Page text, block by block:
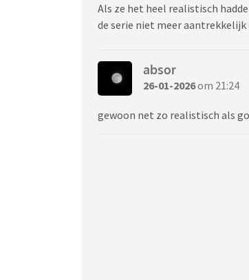
Als ze het heel realistisch
de serie niet meer aantrekkelijk
absor
26-01-2026om 21:24
gewoon net zo realistisch als